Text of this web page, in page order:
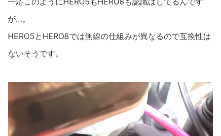
が…。
HERO5とHERO8では無線の仕組みが異なるので互換性は
ないそうです。